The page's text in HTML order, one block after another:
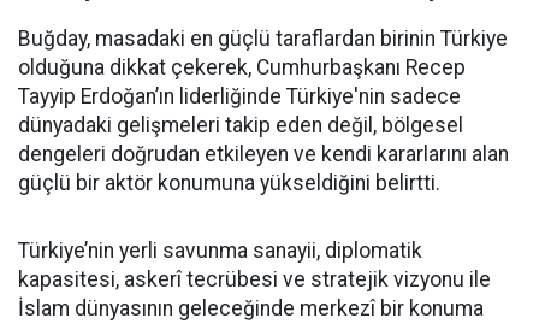
Buğday, masadaki en güçlü taraflardan birinin Türkiye
olduğuna dikkat çekerek, Cumhurbaşkanı Recep
Tayyip Erdoğan’ın liderliğinde Türkiye'nin sadece
dünyadaki gelişmeleri takip eden değil, bölgesel
dengeleri doğrudan etkileyen ve kendi kararlarını alan
güçlü bir aktör konumuna yükseldiğini belirtti.
Türkiye’nin yerli savunma sanayii, diplomatik
kapasitesi, askerî tecrübesi ve stratejik vizyonu ile
İslam dünyasının geleceğinde merkezî bir konuma